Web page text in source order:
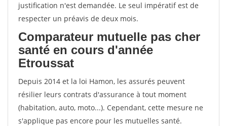
justification n'est demandée. Le seul impératif est de
respecter un préavis de deux mois.
Comparateur mutuelle pas cher
santé en cours d'année
Etroussat
Depuis 2014 et la loi Hamon, les assurés peuvent
résilier leurs contrats d'assurance à tout moment
(habitation, auto, moto...). Cependant, cette mesure ne
s'applique pas encore pour les mutuelles santé.